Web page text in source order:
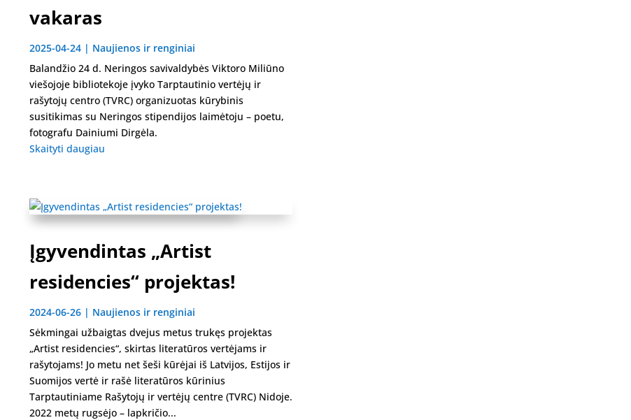
vakaras
2025-04-24| Naujienos ir renginiai
Balandžio 24 d. Neringos savivaldybės Viktoro Miliūno
viešojoje bibliotekoje įvyko Tarptautinio vertėjų ir
rašytojų centro (TVRC) organizuotas kūrybinis
susitikimas su Neringos stipendijos laimėtoju – poetu,
fotografu Dainiumi Dirgėla.
Skaityti daugiau
Įgyvendintas „Artist
residencies“ projektas!
2024-06-26| Naujienos ir renginiai
Sėkmingai užbaigtas dvejus metus trukęs projektas
„Artist residencies“, skirtas literatūros vertėjams ir
rašytojams! Jo metu net šeši kūrėjai iš Latvijos, Estijos ir
Suomijos vertė ir rašė literatūros kūrinius
Tarptautiniame Rašytojų ir vertėjų centre (TVRC) Nidoje.
2022 metų rugsėjo – lapkričio...